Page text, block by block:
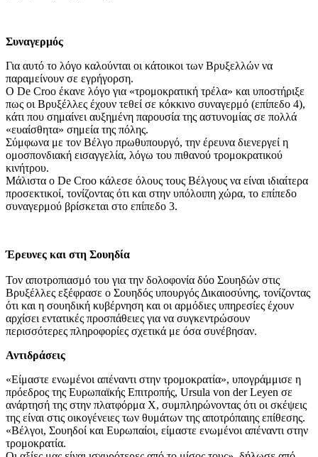
Συναγερμός
Για αυτό το λόγο καλούνται οι κάτοικοι των Βρυξελλών να
παραμείνουν σε εγρήγορση.
Ο De Croo έκανε λόγο για «τρομοκρατική τρέλα» και υποστήριξε
πως οι Βρυξέλλες έχουν τεθεί σε κόκκινο συναγερμό (επίπεδο 4),
κάτι που σημαίνει αυξημένη παρουσία της αστυνομίας σε πολλά
«ευαίσθητα» σημεία της πόλης.
Σύμφωνα με τον Βέλγο πρωθυπουργό, την έρευνα διενεργεί η
ομοσπονδιακή εισαγγελία, λόγω του πιθανού τρομοκρατικού
κινήτρου.
Μάλιστα ο De Croo κάλεσε όλους τους Βέλγους να είναι ιδιαίτερα
προσεκτικοί, τονίζοντας ότι και στην υπόλοιπη χώρα, το επίπεδο
συναγερμού βρίσκεται στο επίπεδο 3.
Έρευνες και στη Σουηδία
Τον αποτροπιασμό του για την δολοφονία δύο Σουηδών στις
Βρυξέλλες εξέφρασε ο Σουηδός υπουργός Δικαιοσύνης, τονίζοντας
ότι και η σουηδική κυβέρνηση και οι αρμόδιες υπηρεσίες έχουν
αρχίσει εντατικές προσπάθειες για να συγκεντρώσουν
περισσότερες πληροφορίες σχετικά με όσα συνέβησαν.
Αντιδράσεις
«Είμαστε ενωμένοι απέναντι στην τρομοκρατία», υπογράμμισε η
πρόεδρος της Ευρωπαϊκής Επιτροπής, Ursula von der Leyen σε
ανάρτησή της στην πλατφόρμα Χ, συμπληρώνοντας ότι οι σκέψεις
της είναι στις οικογένειες των θυμάτων της αποτρόπαιης επίθεσης.
«Βέλγοι, Σουηδοί και Ευρωπαίοι, είμαστε ενωμένοι απέναντι στην
τρομοκρατία.